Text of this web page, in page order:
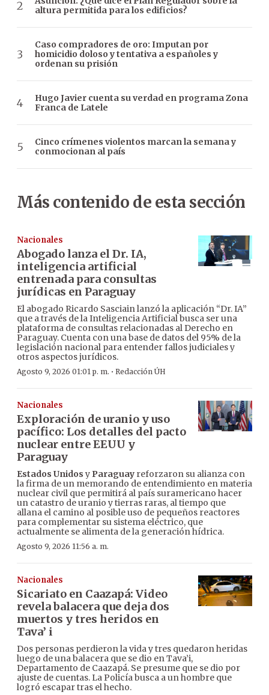
altura permitida para los edificios?
Caso compradores de oro: Imputan por
homicidio doloso y tentativa a españoles y
ordenan su prisión
Hugo Javier cuenta su verdad en programa Zona
Franca de Latele
Cinco crímenes violentos marcan la semana y
conmocionan al país
Más contenido de esta sección
Nacionales
Abogado lanza el Dr. IA,
inteligencia artificial
entrenada para consultas
jurídicas en Paraguay
El abogado Ricardo Sasciain lanzó la aplicación “Dr. IA”
que a través de la Inteligencia Artificial busca ser una
plataforma de consultas relacionadas al Derecho en
Paraguay. Cuenta con una base de datos del 95% de la
legislación nacional para entender fallos judiciales y
otros aspectos jurídicos.
Agosto 9, 2026 01:01 p. m. · Redacción ÚH
Nacionales
Exploración de uranio y uso
pacífico: Los detalles del pacto
nuclear entre EEUU y
Paraguay
Estados Unidos y Paraguay reforzaron su alianza con
la firma de un memorando de entendimiento en materia
nuclear civil que permitirá al país suramericano hacer
un catastro de uranio y tierras raras, al tiempo que
allana el camino al posible uso de pequeños reactores
para complementar su sistema eléctrico, que
actualmente se alimenta de la generación hídrica.
Agosto 9, 2026 11:56 a. m.
Nacionales
Sicariato en Caazapá: Video
revela balacera que deja dos
muertos y tres heridos en
Tava’ i
Dos personas perdieron la vida y tres quedaron heridas
luego de una balacera que se dio en Tava’i,
Departamento de Caazapá. Se presume que se dio por
ajuste de cuentas. La Policía busca a un hombre que
logró escapar tras el hecho.